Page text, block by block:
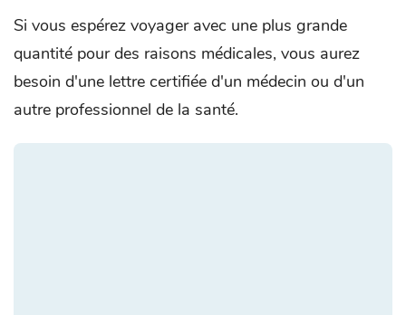
Si vous espérez voyager avec une plus grande
quantité pour des raisons médicales, vous aurez
besoin d'une lettre certifiée d'un médecin ou d'un
autre professionnel de la santé.